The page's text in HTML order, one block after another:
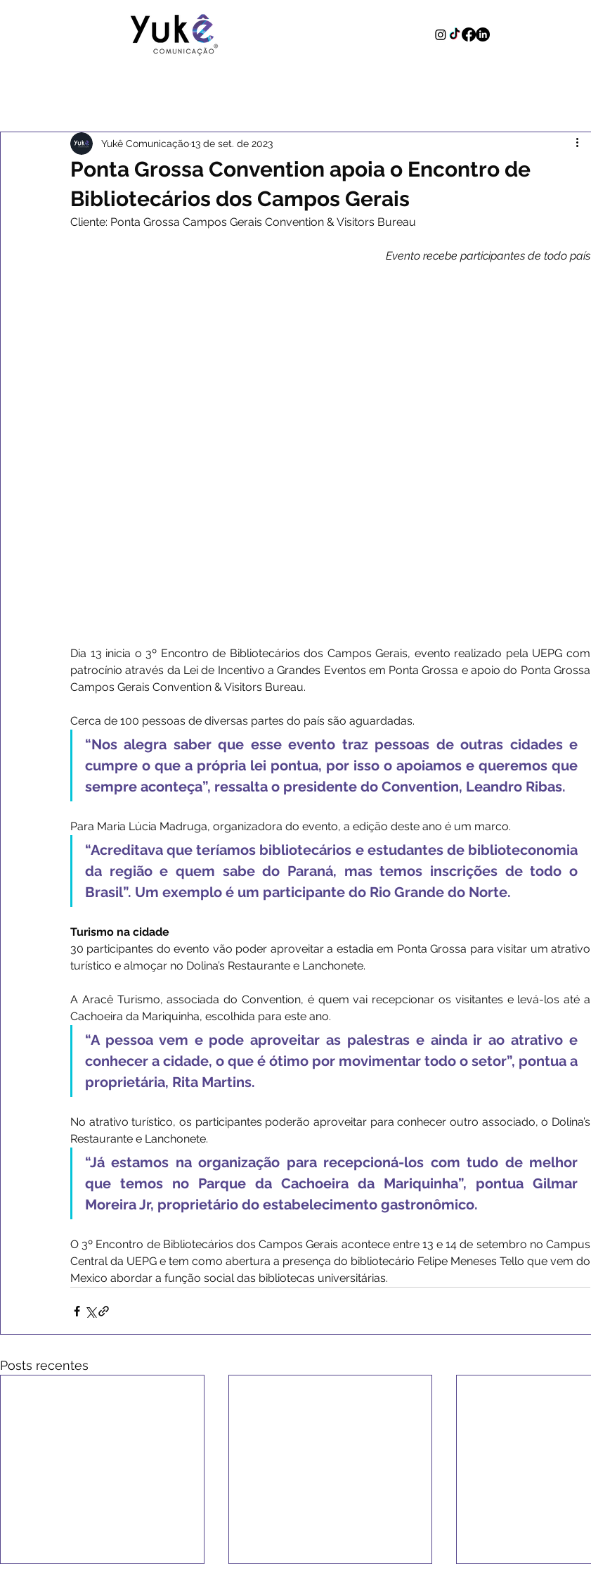
Ponta Grossa Convention apoia o Encontro de
Bibliotecários dos Campos Gerais
Yukê Comunicação13 de set. de 2023
Cliente: Ponta Grossa Campos Gerais Convention & Visitors Bureau
Evento recebe participantes de todo país
Dia 13 inicia o 3º Encontro de Bibliotecários dos Campos Gerais, evento realizado pela UEPG com
patrocínio através da Lei de Incentivo a Grandes Eventos em Ponta Grossa e apoio do Ponta Grossa
Campos Gerais Convention & Visitors Bureau.
Cerca de 100 pessoas de diversas partes do país são aguardadas.
“Nos alegra saber que esse evento traz pessoas de outras cidades e
cumpre o que a própria lei pontua, por isso o apoiamos e queremos que
sempre aconteça”, ressalta o presidente do Convention, Leandro Ribas.
Para Maria Lúcia Madruga, organizadora do evento, a edição deste ano é um marco.
“Acreditava que teríamos bibliotecários e estudantes de biblioteconomia
da região e quem sabe do Paraná, mas temos inscrições de todo o
Brasil”. Um exemplo é um participante do Rio Grande do Norte.
Turismo na cidade
30 participantes do evento vão poder aproveitar a estadia em Ponta Grossa para visitar um atrativo
turístico e almoçar no Dolina’s Restaurante e Lanchonete.
A Aracê Turismo, associada do Convention, é quem vai recepcionar os visitantes e levá-los até a
Cachoeira da Mariquinha, escolhida para este ano.
“A pessoa vem e pode aproveitar as palestras e ainda ir ao atrativo e
conhecer a cidade, o que é ótimo por movimentar todo o setor”, pontua a
proprietária, Rita Martins.
No atrativo turístico, os participantes poderão aproveitar para conhecer outro associado, o Dolina’s
Restaurante e Lanchonete.
“Já estamos na organização para recepcioná-los com tudo de melhor
que temos no Parque da Cachoeira da Mariquinha”, pontua Gilmar
Moreira Jr, proprietário do estabelecimento gastronômico.
O 3º Encontro de Bibliotecários dos Campos Gerais acontece entre 13 e 14 de setembro no Campus
Central da UEPG e tem como abertura a presença do bibliotecário Felipe Meneses Tello que vem do
Mexico abordar a função social das bibliotecas universitárias.
Posts recentes